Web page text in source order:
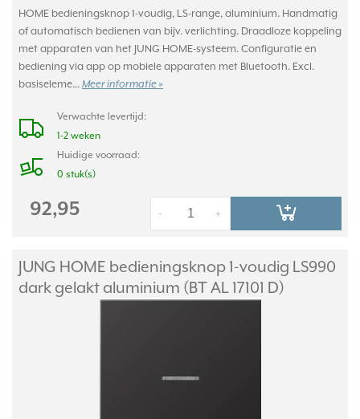
HOME bedieningsknop 1-voudig, LS-range, aluminium. Handmatig
of automatisch bedienen van bijv. verlichting. Draadloze koppeling
met apparaten van het JUNG HOME-systeem. Configuratie en
bediening via app op mobiele apparaten met Bluetooth. Excl.
basiseleme... Meer informatie »
Verwachte levertijd:
1-2 weken
Huidige voorraad:
0 stuk(s)
92,95 +
-
JUNG HOME bedieningsknop 1-voudig LS990
dark gelakt aluminium (BT AL 17101 D)